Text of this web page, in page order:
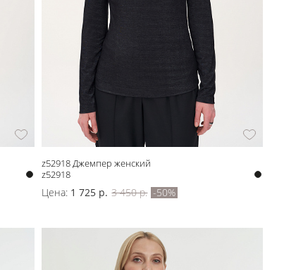
z52918 Джемпер женский
z52918
Цена: 1 725 р. 3 450 р. -50%